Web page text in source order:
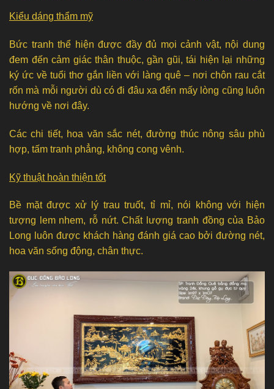
Kiểu dáng thẩm mỹ
Bức tranh thể hiện được đầy đủ mọi cảnh vật, nội dung
đem đến cảm giác thân thuộc, gần gũi, tái hiện lại những
ký ức về tuổi thơ gắn liền với làng quê – nơi chôn rau cắt
rốn mà mỗi người dù có đi đâu xa đến mấy lòng cũng luôn
hướng về nơi đây.
Các chi tiết, hoa văn sắc nét, đường thúc nông sâu phù
hợp, tấm tranh phẳng, không cong vênh.
Kỹ thuật hoàn thiện tốt
Bề mặt được xử lý trau truốt, tỉ mỉ, nói không với hiện
tượng lem nhem, rỗ nứt. Chất lượng tranh đồng của Bảo
Long luôn được khách hàng đánh giá cao bởi đường nét,
hoa văn sống động, chân thực.